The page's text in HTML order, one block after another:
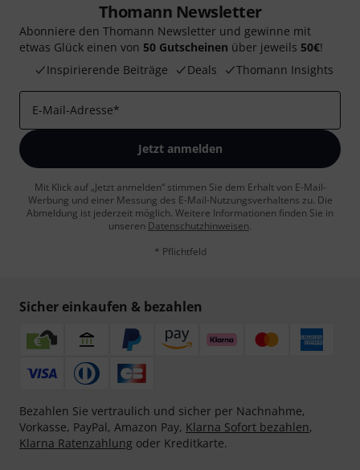
Thomann Newsletter
Abonniere den Thomann Newsletter und gewinne mit
etwas Glück einen von 50 Gutscheinen über jeweils 50€!
Inspirierende Beiträge
Deals Thomann Insights
E-Mail-Adresse*
Jetzt anmelden
Mit Klick auf „Jetzt anmelden“ stimmen Sie dem Erhalt von E-Mail-
Werbung und einer Messung des E-Mail-Nutzungsverhaltens zu. Die
Abmeldung ist jederzeit möglich. Weitere Informationen finden Sie in
unseren Datenschutzhinweisen.
* Pflichtfeld
Sicher einkaufen & bezahlen
Bezahlen Sie vertraulich und sicher per Nachnahme,
Vorkasse, PayPal, Amazon Pay, Klarna Sofort bezahlen,
Klarna Ratenzahlung oder Kreditkarte.